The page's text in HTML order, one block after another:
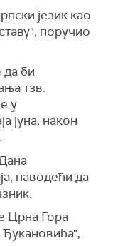
језик као
поручио
да би
тзв.
у
јуна, након
наводећи да
Црна Гора